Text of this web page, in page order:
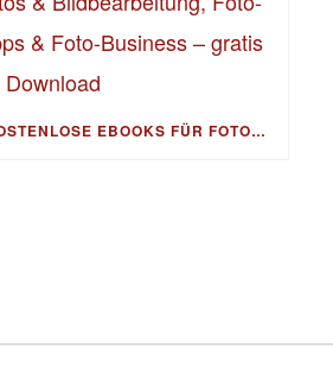
KOSTENLOSE EBOOKS FÜR FOTOGRAFEN, FOTOGRAFIE, BESSERE FOTOS & BILDBEARBEITUNG, FOTO-TIPPS & FOTO-BUSINESS – GRATIS ALS DOWNLOAD